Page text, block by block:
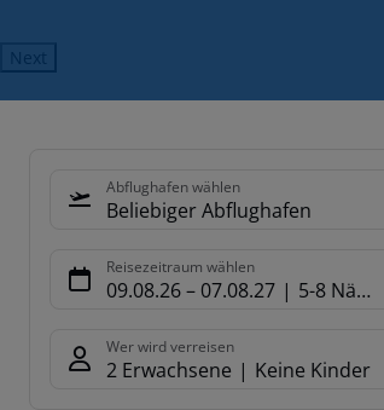
Next
Abflughafen wählen
Beliebiger Abflughafen
Reisezeitraum wählen
09.08.26– 07.08.27 5-8 Nächte
Wer wird verreisen
2 Erwachsene Keine Kinder